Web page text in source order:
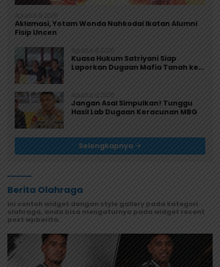
Agustus 9, 2026
Aklamasi, Yotam Wonda Nahkodai Ikatan Alumni
Fisip Uncen
Agustus 8, 2026
Kuasa Hukum Satriyani Siap
Laporkan Dugaan Mafia Tanah ke
Agustus 8, 2026
Jangan Asal Simpulkan! Tunggu
Hasil Lab Dugaan Keracunan MBG
Selengkapnya
Berita Olahraga
Ini contoh widget dengan style gallery pada kategori
olahraga, anda bisa mengaturnya pada widget recent
post wpberita.